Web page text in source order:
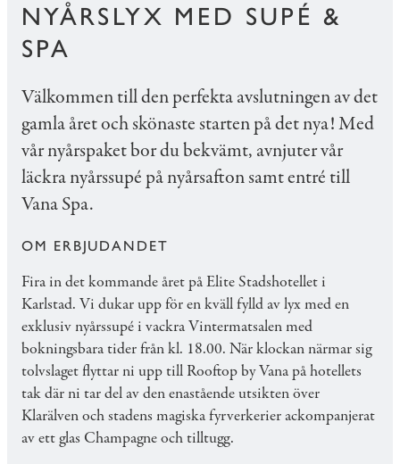
NYÅRSLYX MED SUPÉ &
SPA
Välkommen till den perfekta avslutningen av det
gamla året och skönaste starten på det nya! Med
vår nyårspaket bor du bekvämt, avnjuter vår
läckra nyårssupé på nyårsafton samt entré till
Vana Spa.
OM ERBJUDANDET
Fira in det kommande året på Elite Stadshotellet i
Karlstad. Vi dukar upp för en kväll fylld av lyx med en
exklusiv nyårssupé i vackra Vintermatsalen med
bokningsbara tider från kl. 18.00. När klockan närmar sig
tolvslaget flyttar ni upp till Rooftop by Vana på hotellets
tak där ni tar del av den enastående utsikten över
Klarälven och stadens magiska fyrverkerier ackompanjerat
av ett glas Champagne och tilltugg.